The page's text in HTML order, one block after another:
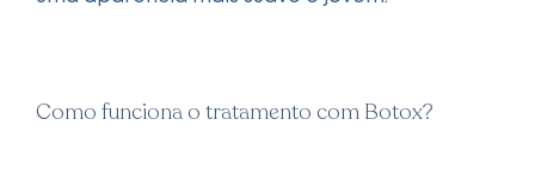
Como funciona o tratamento com Botox?